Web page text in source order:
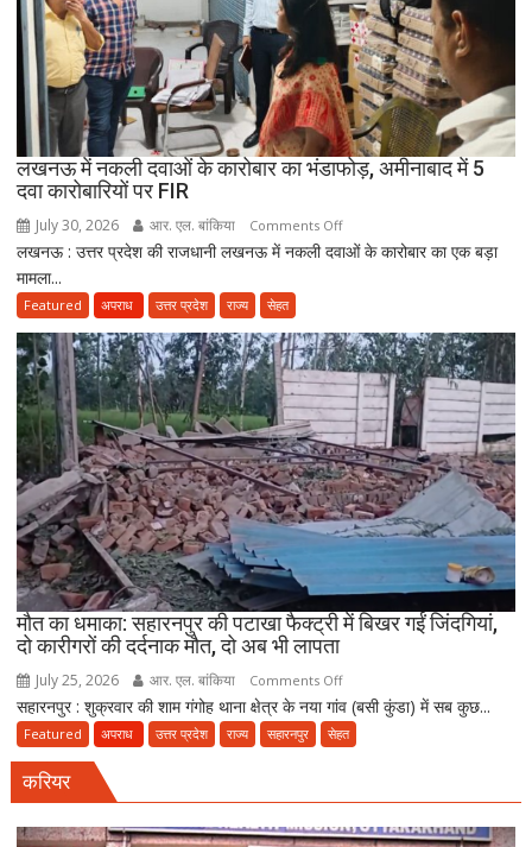
फिर
ही
कर
सकेंगे
PG,
उत्तराखंड
स्वास्थ्य
तैयार
लखनऊ में नकली दवाओं के कारोबार का भंडाफोड़, अमीनाबाद में 5
दवा कारोबारियों पर FIR
July 30, 2026 आर. एल. बांकिया Comments Offon
लखनऊ
दवाओं
के
कारोबार
का
भंडाफोड़,
अमीनाबाद
में
5
दवा
पर
FIR
लखनऊ : उत्तर प्रदेश की राजधानी लखनऊ में नकली दवाओं के कारोबार का एक बड़ा
मामला...
Featured अपराध उत्तर प्रदेश राज्य सेहत
मौत का धमाका: सहारनपुर की पटाखा फैक्ट्री में बिखर गईं जिंदगियां,
दो कारीगरों की दर्दनाक मौत, दो अब भी लापता
July 25, 2026 आर. एल. बांकिया Comments Offon
मौत
का
पटाखा
सहारनपुर : शुक्रवार की शाम गंगोह थाना क्षेत्र के नया गांव (बसी कुंडा) में सब कुछ...
Featured अपराध उत्तर प्रदेश राज्य सहारनपुर सेहत
करियर